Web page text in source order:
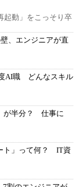
起動」をこっそり卒
、エンジニアが直
AI職 どんなスキル
が半分？ 仕事に
ト」って何？ IT資